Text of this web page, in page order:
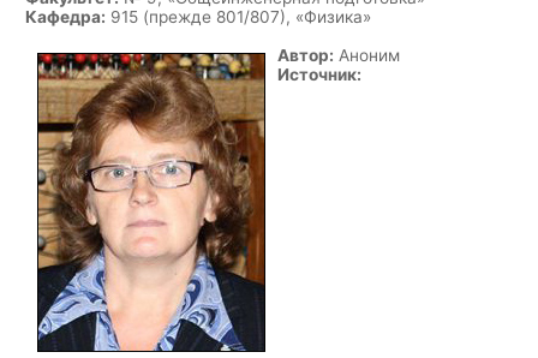
Кафедра: 915 (прежде 801/807), «Физика»
Автор: Аноним
Источник: